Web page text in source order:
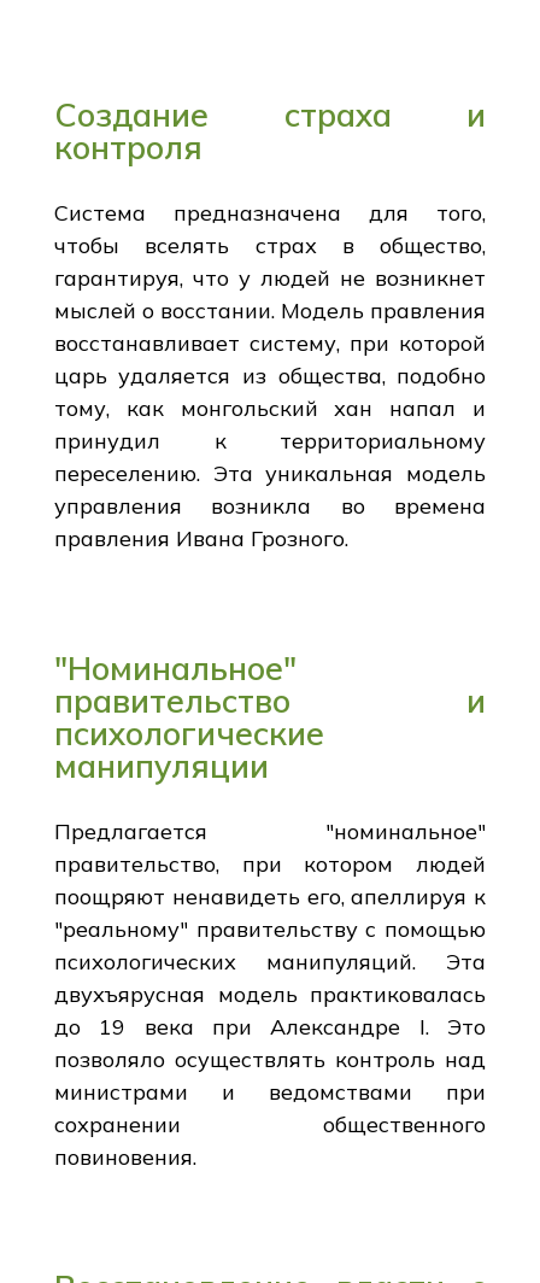
Создание страха и
контроля
Система предназначена для того,
чтобы вселять страх в общество,
гарантируя, что у людей не возникнет
мыслей о восстании. Модель правления
восстанавливает систему, при которой
царь удаляется из общества, подобно
тому, как монгольский хан напал и
принудил к территориальному
переселению. Эта уникальная модель
управления возникла во времена
правления Ивана Грозного.
"Номинальное"
правительство и
психологические
манипуляции
Предлагается "номинальное"
правительство, при котором людей
поощряют ненавидеть его, апеллируя к
"реальному" правительству с помощью
психологических манипуляций. Эта
двухъярусная модель практиковалась
до 19 века при Александре I. Это
позволяло осуществлять контроль над
министрами и ведомствами при
сохранении общественного
повиновения.